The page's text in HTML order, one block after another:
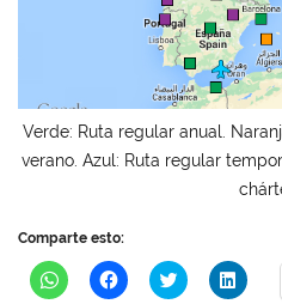
Verde: Ruta regular anual.
verano. Azul: Ruta regular
Comparte esto:
H
a
H
a
H
a
H
a